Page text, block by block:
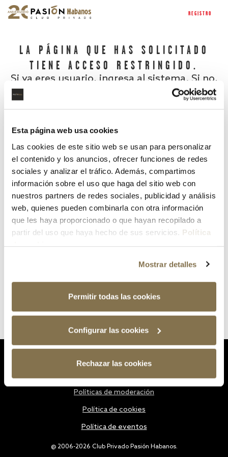
Esta página web usa cookies
Las cookies de este sitio web se usan para personalizar
el contenido y los anuncios, ofrecer funciones de redes
sociales y analizar el tráfico. Además, compartimos
información sobre el uso que haga del sitio web con
nuestros partners de redes sociales, publicidad y análisis
web, quienes pueden combinarla con otra información
que les haya proporcionado o que hayan recopilado a
partir del uso que haya hecho de sus servicios. Política
Mostrar detalles
Permitir todas las cookies
Configurar las cookies
Rechazar las cookies
REGISTRO
LA PÁGINA QUE HAS SOLICITADO
TIENE ACCESO RESTRINGIDO.
Si ya eres usuario, ingresa al sistema. Si no,
¿Has olvidado tu contraseña?
@ 2006-2026 Club Privado Pasión Habanos.
Políticas de moderación
Política de cookies
Política de eventos